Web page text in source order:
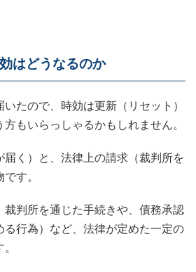
はどうなるのか
たので、時効は更新（リセット）
もいらっしゃるかもしれません。
く）と、法律上の請求（裁判所を
す。
裁判所を通じた手続きや、債務承認
る行為）など、法律が定めた一定の